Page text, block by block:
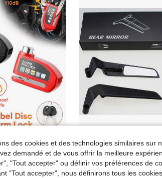
Verrou de frein à disque pour roue de moto vélo, verrou de antivol moto, verrou électronique étanche avec alarme sonore 110 dB, verrou de disque pour moto, vélo, vélo électrique, équipement antivol essentiel pour la conduite
12,27€
des cookies et des technologies similaires sur
demandé et de vous offrir la meilleure
"Tout accepter" ou définir vos préférences de
"Tout accepter", nous définirons tous les